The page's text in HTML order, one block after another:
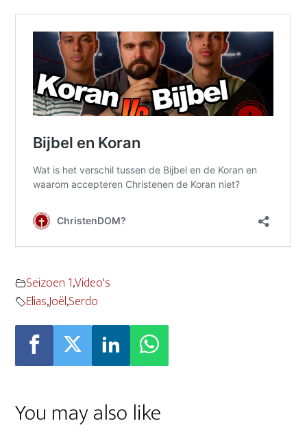
Seizoen 1,Video's
Elias,Joël,Serdo
You may also like